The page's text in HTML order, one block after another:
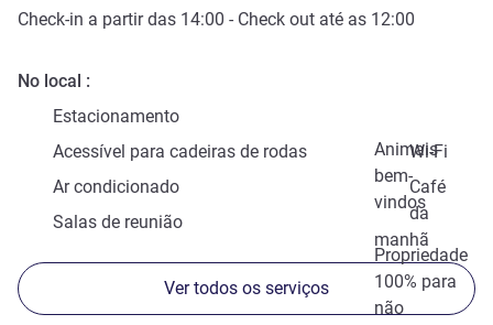
Check-in a partir das 14:00 - Check out até as 12:00
No local
Estacionamento
Animais
bem-
vindos
Acessível para cadeiras de rodas
Wi-Fi
Ar condicionado
Café
da
manhã
Salas de reunião
Propriedade
100% para
não
Ver todos os serviços